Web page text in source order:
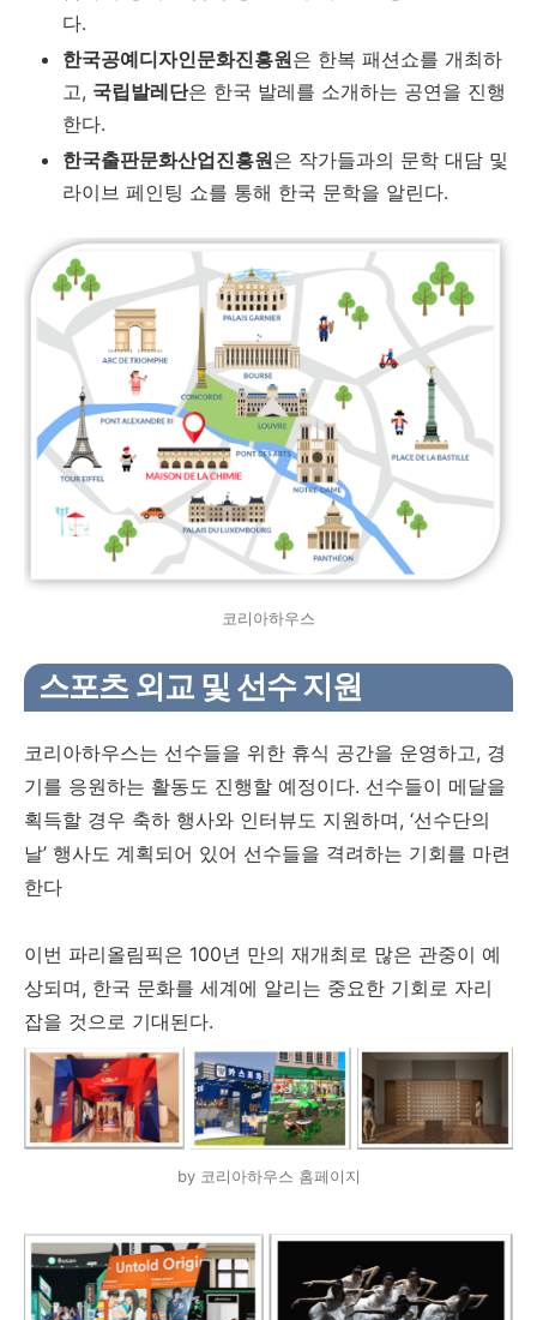
다.
한국공예디자인문화진흥원은 한복 패션쇼를 개최하
고, 국립발레단은 한국 발레를 소개하는 공연을 진행
한다.
한국출판문화산업진흥원은 작가들과의 문학 대담 및
라이브 페인팅 쇼를 통해 한국 문학을 알린다.
코리아하우스
스포츠 외교 및 선수 지원
코리아하우스는 선수들을 위한 휴식 공간을 운영하고, 경
기를 응원하는 활동도 진행할 예정이다. 선수들이 메달을
획득할 경우 축하 행사와 인터뷰도 지원하며, ‘선수단의
날’ 행사도 계획되어 있어 선수들을 격려하는 기회를 마련
한다
이번 파리올림픽은 100년 만의 재개최로 많은 관중이 예
상되며, 한국 문화를 세계에 알리는 중요한 기회로 자리
잡을 것으로 기대된다.
by 코리아하우스 홈페이지